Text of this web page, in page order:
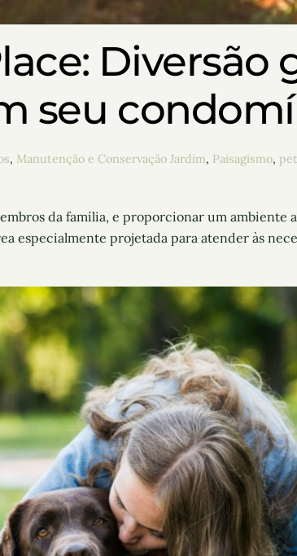
Diversão
seu
, Manutenção e Conservação Jardim, Paisagismo,
da família, e proporcionar um ambiente
especialmente projetada para atender às